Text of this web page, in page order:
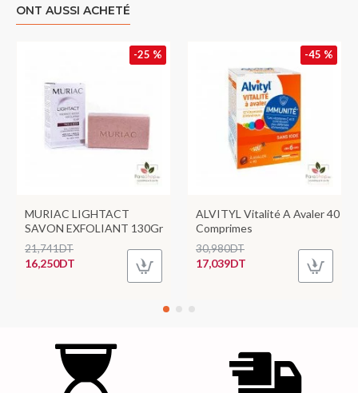
ONT AUSSI ACHETÉ
-25 %
MURIAC LIGHTACT
SAVON EXFOLIANT 130Gr
16,250DT
21,741DT
-45 %
ALVITYL Vitalité A Avaler 40
Comprimes
17,039DT
30,980DT